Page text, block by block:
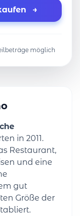
→
möglich
in 2011.
Restaurant,
und eine
gut
Größe der